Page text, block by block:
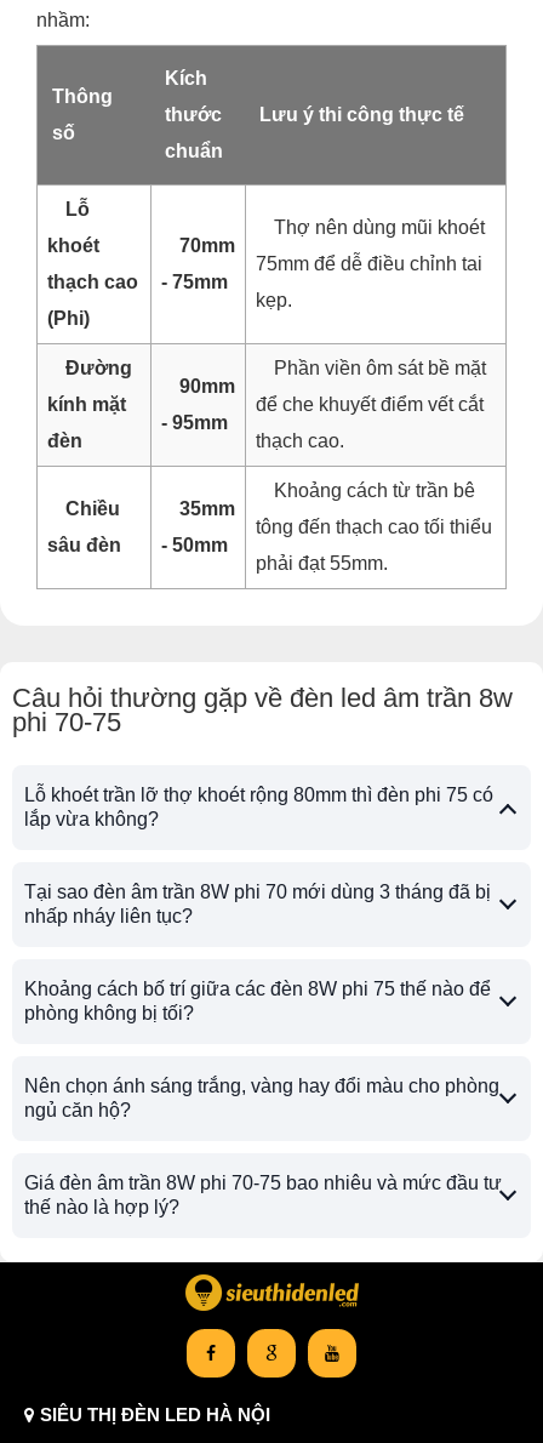
nhầm:
Thông
số
Kích
thước
chuẩn
Lưu ý thi công thực tế
Lỗ
khoét
thạch cao
(Phi)
70mm
- 75mm
Thợ nên dùng mũi khoét
75mm để dễ điều chỉnh tai
kẹp.
Đường
kính mặt
đèn
90mm
- 95mm
Phần viền ôm sát bề mặt
để che khuyết điểm vết cắt
thạch cao.
Chiều
sâu đèn
35mm
- 50mm
Khoảng cách từ trần bê
tông đến thạch cao tối thiểu
phải đạt 55mm.
Câu hỏi thường gặp về đèn led âm trần 8w
phi 70-75
Lỗ khoét trần lỡ thợ khoét rộng 80mm thì đèn phi 75 có
lắp vừa không?
Tại sao đèn âm trần 8W phi 70 mới dùng 3 tháng đã bị
nhấp nháy liên tục?
Khoảng cách bố trí giữa các đèn 8W phi 75 thế nào để
phòng không bị tối?
Nên chọn ánh sáng trắng, vàng hay đổi màu cho phòng
ngủ căn hộ?
Giá đèn âm trần 8W phi 70-75 bao nhiêu và mức đầu tư
thế nào là hợp lý?
SIÊU THỊ ĐÈN LED HÀ NỘI